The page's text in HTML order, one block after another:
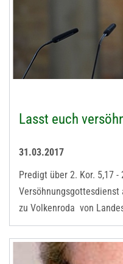
Lasst euch
31.03.2017
Predigt über 2. Kor. 5,17
zu Volkenroda von